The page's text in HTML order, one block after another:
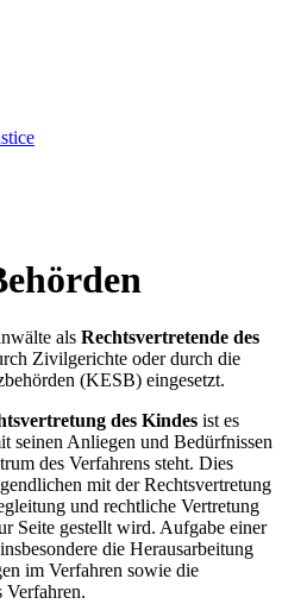
als Rechtsvertretende des
Zivilgerichte oder durch die
(KESB) eingesetzt.
des Kindes ist es
seinen Anliegen und Bedürfnissen
des Verfahrens steht. Dies
mit der Rechtsvertretung
und rechtliche Vertretung
Seite gestellt wird. Aufgabe einer
die Herausarbeitung
im Verfahren sowie die
Verfahren.